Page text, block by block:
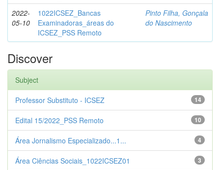
2022-
05-10
1022ICSEZ_Bancas
Examinadoras_áreas do
ICSEZ_PSS Remoto
Pinto Filha, Gonçala
do Nascimento
Discover
Subject
14
Professor Substituto - ICSEZ
10
Edital 15/2022_PSS Remoto
4
Área Jornalismo Especializado...1...
3
Área Ciências Sociais_1022ICSEZ01